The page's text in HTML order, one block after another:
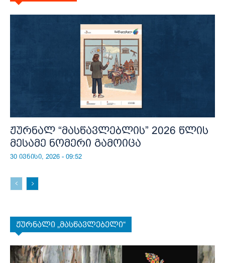
ჟურნალ “მასწავლებლის” 2026 წლის
მესამე ნომერი გამოიცა
30 ივნისი, 2026 - 09:52
ჟურნალი „მასწავლებელი“